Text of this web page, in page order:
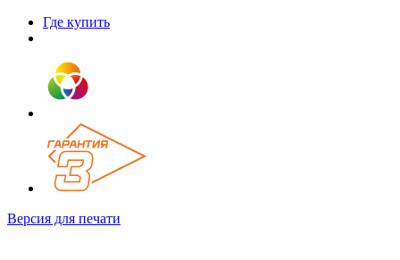
Где купить
Версия для печати